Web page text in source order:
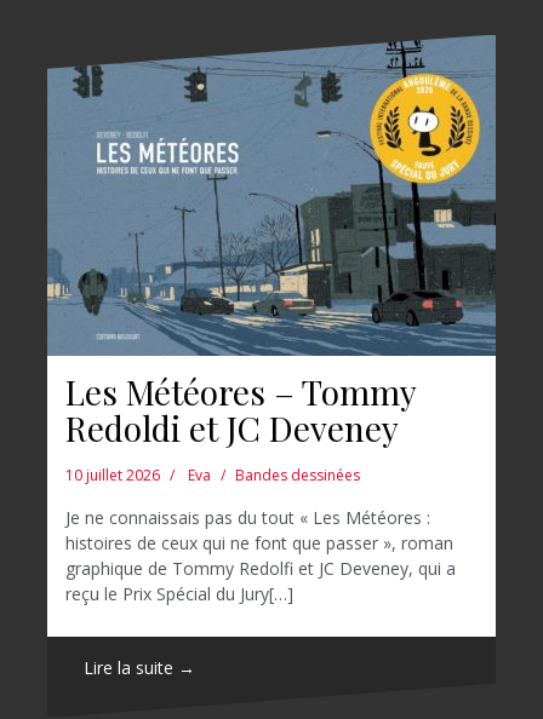
Les Météores – Tommy
Redoldi et JC Deveney
10 juillet 2026 Eva Bandes dessinées
Je ne connaissais pas du tout « Les Météores :
histoires de ceux qui ne font que passer », roman
graphique de Tommy Redolfi et JC Deveney, qui a
reçu le Prix Spécial du Jury[…]
Lire la suite →